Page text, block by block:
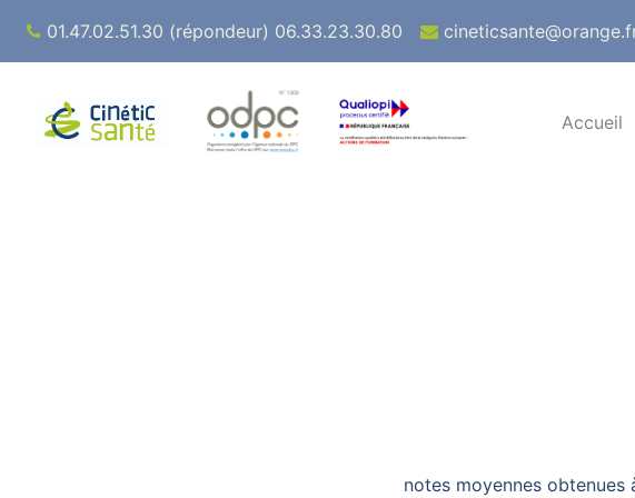
01.47.02.51.30 (répondeur) 06.33.23.30.80
Accueil
notes moyennes